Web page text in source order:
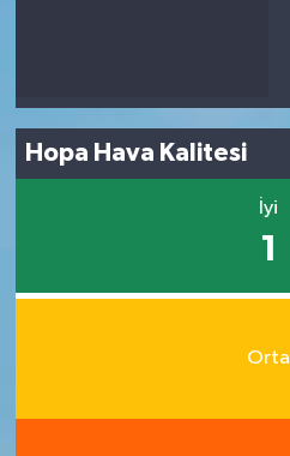
Hopa Hava Kalitesi
İyi
1
Orta